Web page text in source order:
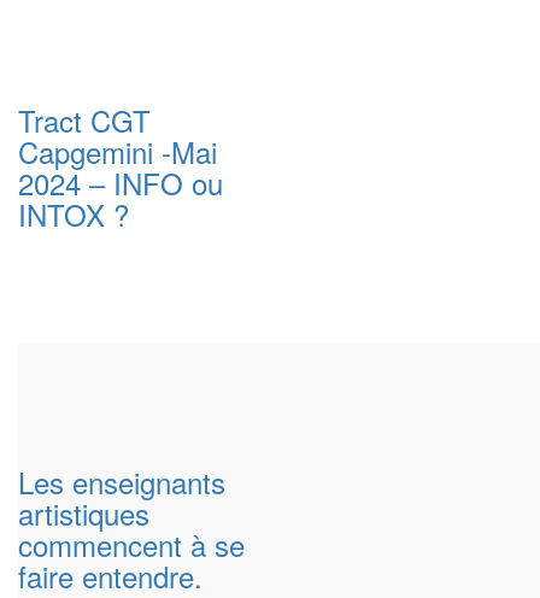
Tract CGT
Capgemini -Mai
2024 – INFO ou
INTOX ?
Les enseignants
artistiques
commencent à se
faire entendre.